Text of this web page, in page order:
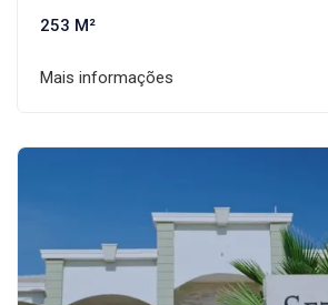
253 M²
Mais informações